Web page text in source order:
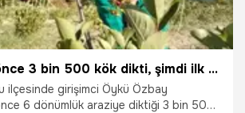
Bolu’da 5 yıl önce 3 bin 500 kök dikti, şimdi ilk hasadı bekliyor: Kilosu 750 liraya kadar çıkıyor
ilçesinde girişimci Öykü Özbay
6 dönümlük araziye diktiği 3 bin 500